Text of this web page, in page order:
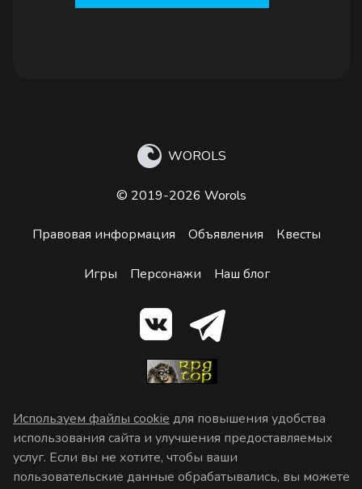
WOROLS
© 2019-2026 Worols
Правовая информация Объявления Квесты
Игры Персонажи Наш блог
Используем файлы cookie для повышения удобства
использования сайта и улучшения предоставляемых
услуг. Если вы не хотите, чтобы ваши
пользовательские данные обрабатывались, вы можете